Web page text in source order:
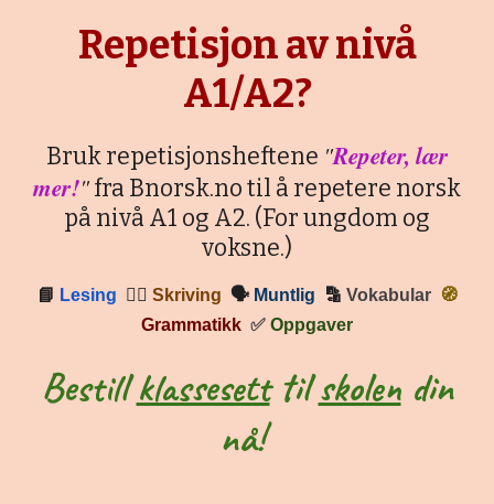
Repetisjon av nivå
A1/A2?
Bruk repetisjonsheftene "Repeter, lær
mer!"fra Bnorsk.no til å repetere norsk
på nivå A1 og A2. (For ungdom og
voksne.)
📘 Lesing ✍🏼 Skriving 🗣 Muntlig 🔡 Vokabular
🧭
Grammatikk ✅ Oppgaver
Bestillklassesetttilskolendin
nå!